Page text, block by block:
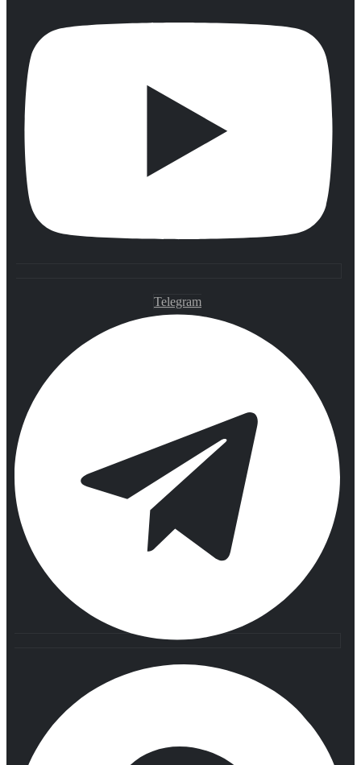
Telegram